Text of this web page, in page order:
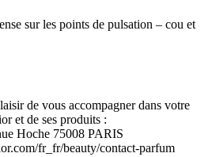
sur les points de pulsation – cou et
de vous accompagner dans votre
et de ses produits :
Hoche 75008 PARIS
fr_fr/beauty/contact-parfum